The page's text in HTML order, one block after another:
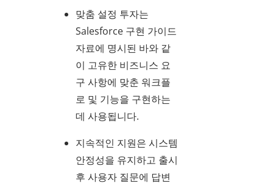
맞춤 설정 투자는
Salesforce 구현 가이드
자료에 명시된 바와 같
이 고유한 비즈니스 요
구 사항에 맞춘 워크플
로 및 기능을 구현하는
데 사용됩니다.
지속적인 지원은 시스템
안정성을 유지하고 출시
후 사용자 질문에 답변